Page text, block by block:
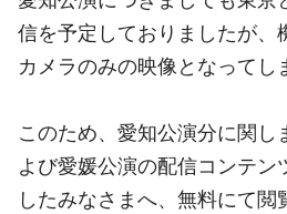
信を予定しておりましたが、
カメラのみの映像となってし
このため、愛知公演分に関し
よび愛媛公演の配信コンテン
したみなさまへ、無料にて